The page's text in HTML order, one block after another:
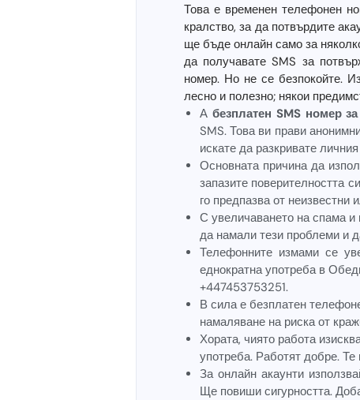
Това е временен телефонен
кралство, за да потвърдите
ще бъде онлайн само за
да получавате SMS за
номер. Но не се безпокойте.
лесно и полезно; някои
А безплатен SMS номер
SMS. Това ви прави
искате да разкривате
Основната причина да
запазите поверителността
го предпазва от неизвестни
С увеличаването на спама
да намали тези проблеми и
Телефонните измами се
еднократна употреба в
+447453753251.
В сила е безплатен
намаляване на риска от
Хората, чиято работа
употреба. Работят добре.
За онлайн акаунти
Ще повиши сигурността.